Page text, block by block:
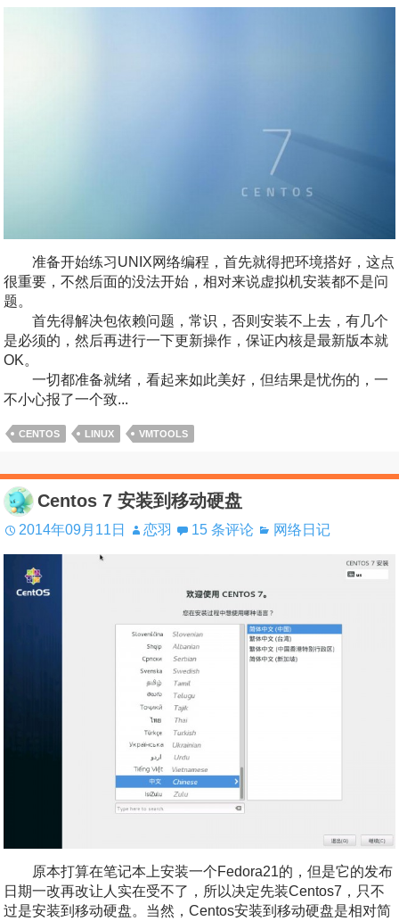
准备开始练习UNIX网络编程，首先就得把环境搭好，这点
很重要，不然后面的没法开始，相对来说虚拟机安装都不是问
题。
首先得解决包依赖问题，常识，否则安装不上去，有几个
是必须的，然后再进行一下更新操作，保证内核是最新版本就
OK。
一切都准备就绪，看起来如此美好，但结果是忧伤的，一
不小心报了一个致...
CENTOS LINUX VMTOOLS
Centos 7 安装到移动硬盘
2014年09月11日 恋羽 15 条评论 网络日记
原本打算在笔记本上安装一个Fedora21的，但是它的发布
日期一改再改让人实在受不了，所以决定先装Centos7，只不
过是安装到移动硬盘。当然，Centos安装到移动硬盘是相对简